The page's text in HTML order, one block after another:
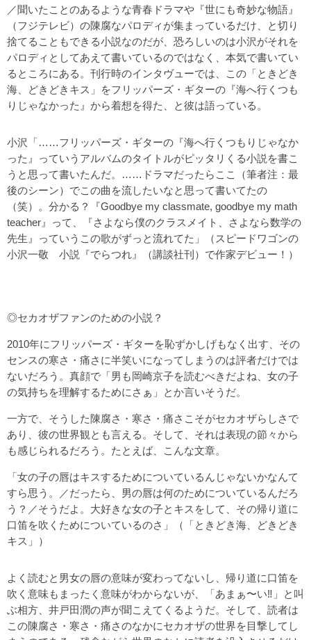
／聞いたことのあるような青春ドラマや『世にも奇妙な物語』
（フジテレビ）の陳腐なパロディが集まっているだけ、と切り
捨てることもできる小説なのだが、恐ろしいのは小沢がそれを
パロディとしてあえて書いているのではなく、本気で書いてい
るところにある。刊行時のインタヴューでは、この「ときどき
海、どきどきキス」をフリッパーズ・ギターの『海へ行くつも
りじゃなかった』から着想を得た、と彼は語っている。
小沢「……フリッパーズ・ギターの『海へ行くつもりじゃなか
った』っていうアルバムのタイトルがピッタリくる小説を書こ
うと思って書いたんだ。……ドラマだったらここ（筆者注：最
後のシーン）でこの曲を流したいなと思って書いてたの
（笑）。分かる？『Goodbye my classmate, goodbye my math
teacher』って、『さよなら僕のクラスメイト、さよなら数学の
先生』っていうこの歌がずっと流れてた」（スピードワゴンの
小沢一敬 小説『でらつれ』（講談社刊）で作家デビュー！）
◎セカオザファンのための小説？
2010年にフリッパーズ・ギターを恥ずかしげもなく出す、その
センスの寒さ・痛さに半笑いになってしまうのは評者だけでは
ないだろう。真顔で「男も岡崎京子を読むべきだよね、女の子
の気持ちを理解するためにさぁ」とか言いそうだ。
一方で、そうした陳腐さ・寒さ・痛さこそがセカオザらしさで
あり、彼の世界観とも言える。そして、それは表現の節々から
も感じられるだろう。たとえば、こんな文章。
「女の子の唇はキスするためについているんじゃないかなんて
すら思う。／だったら、男の唇は何のためについているんだろ
う？／そうだよ。大好きな女の子とキスをして、その帰り道に
口笛を吹くためについているのさ」（「ときどき海、どきどき
キス」）
よく読むと男女の唇の意味が変わってないし、帰り道に口笛を
吹く意味もまったく意味がわからないが、「あまぁ〜い‼」と叫
ぶ相方、井戸田潤の声が聞こえてくるようだ。そして、読者は
この陳腐さ・寒さ・痛さのなかにセカオザの世界を目撃してし